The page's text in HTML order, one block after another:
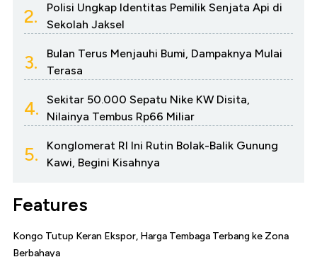
2.
Polisi Ungkap Identitas Pemilik Senjata Api di
Sekolah Jaksel
3.
Bulan Terus Menjauhi Bumi, Dampaknya Mulai
Terasa
4.
Sekitar 50.000 Sepatu Nike KW Disita,
Nilainya Tembus Rp66 Miliar
5.
Konglomerat RI Ini Rutin Bolak-Balik Gunung
Kawi, Begini Kisahnya
Features
Kongo Tutup Keran Ekspor, Harga Tembaga Terbang ke Zona
Berbahaya